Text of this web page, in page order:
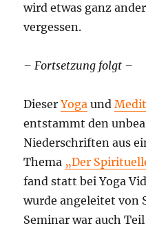
wird etwas ganz
vergessen.
– Fortsetzung folgt –
DieserYoga und
entstammt den
Niederschriften aus
Thema „Der
fand statt bei Yoga
wurde angeleitet von
Seminar war auch